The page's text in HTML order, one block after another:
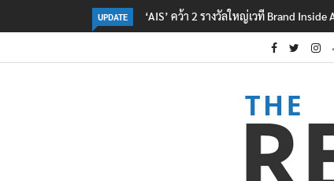
UPDATE ‘AIS’ คว้า 2 รางวัลใหญ่เวที Brand